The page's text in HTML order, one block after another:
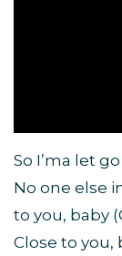
So I’ma let go
No one else
to you, baby
Close to you,